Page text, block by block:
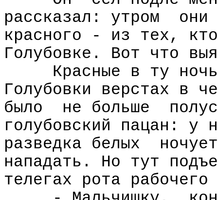
рассказал: утром
они
красного - из тех,
Голубовке. Вот что
Красные в ту
Голубовки верстах в
было
не больше
голубовский пацан: у
разведка белых
нападать. Но тут
телегах рота